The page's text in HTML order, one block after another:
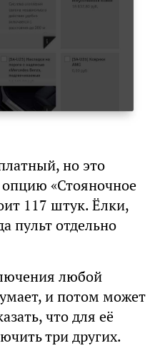
но это
«Стояночное
117 штук. Ёлки,
пульт отдельно
любой
и потом может
что для её
три других.